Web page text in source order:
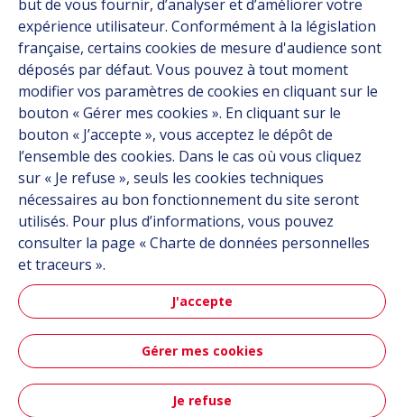
Ressources
À propos
Carrière
Contact
Suivez-nous
Linkedin
Instagram
Plan du site
but de vous fournir, d’analyser et d’améliorer votre
expérience utilisateur. Conformément à la législation
française, certains cookies de mesure d'audience sont
déposés par défaut. Vous pouvez à tout moment
modifier vos paramètres de cookies en cliquant sur le
bouton « Gérer mes cookies ». En cliquant sur le
bouton « J’accepte », vous acceptez le dépôt de
l’ensemble des cookies. Dans le cas où vous cliquez
sur « Je refuse », seuls les cookies techniques
nécessaires au bon fonctionnement du site seront
utilisés. Pour plus d’informations, vous pouvez
consulter la page « Charte de données personnelles
et traceurs ».
J'accepte
Gérer mes cookies
Je refuse